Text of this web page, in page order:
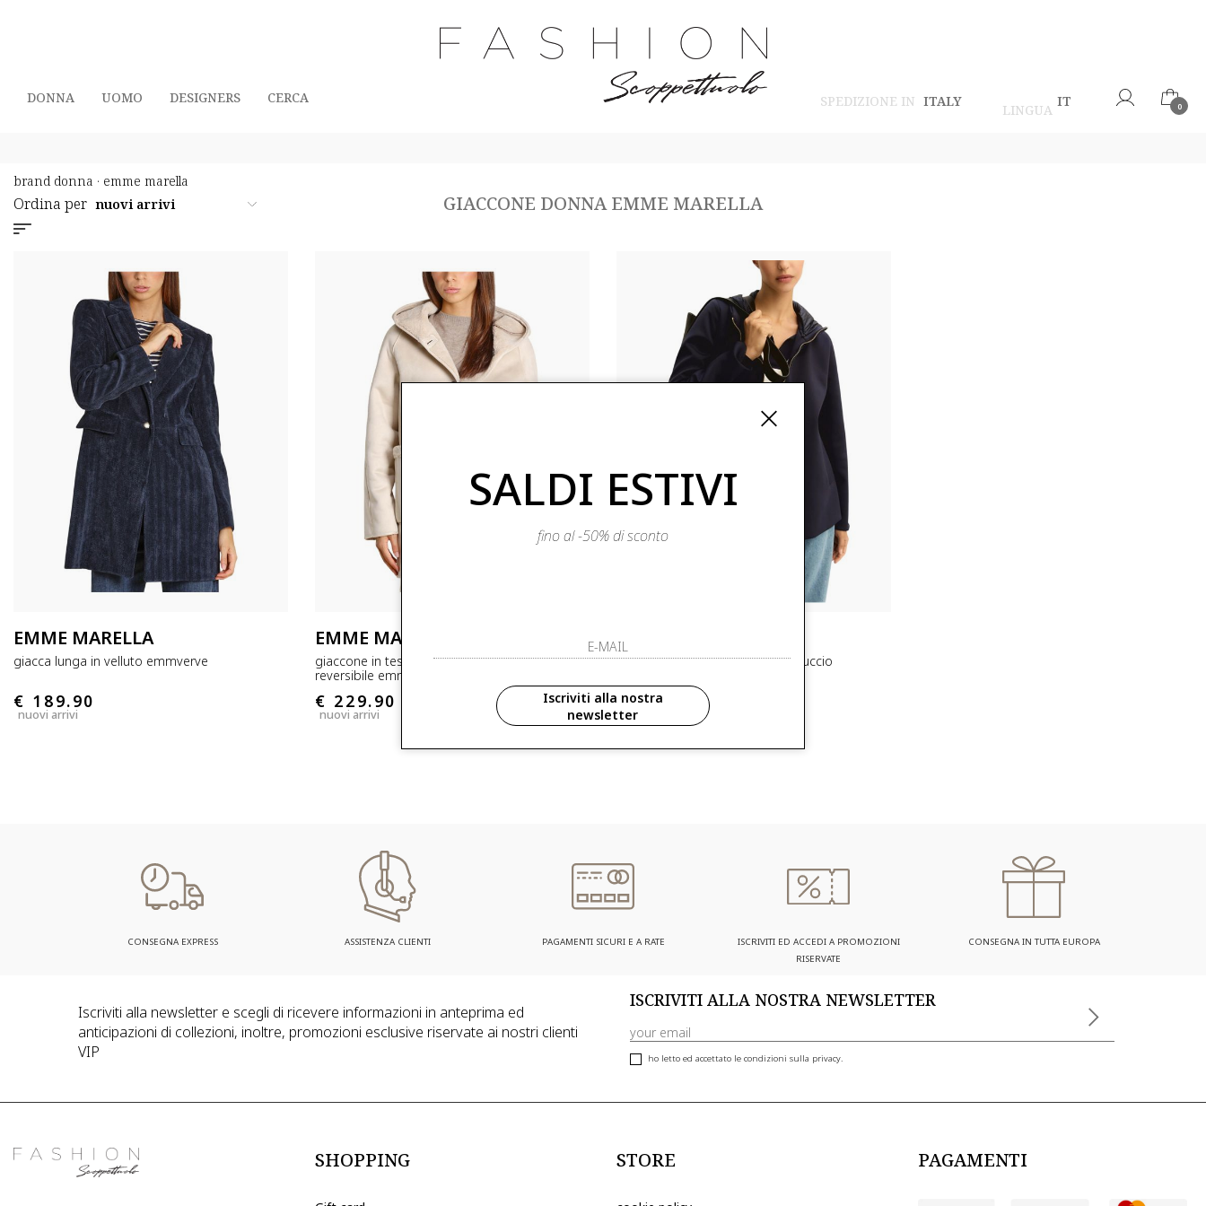
SPEDIZIONE IN ITALY
LINGUA
IT 0
DONNA UOMO DESIGNERS CERCA
brand donna · emme marella
Ordina per GIACCONE DONNA EMME MARELLA
EMME MARELLA
giacca lunga in velluto emmverve
€ 189.90
nuovi arrivi
EMME MARELLA
giaccone in tessuto effetto montone
reversibile emmottone
€ 229.90
nuovi arrivi
EMME MARELLA
giacca in jersey scuba con cappuccio
€ 189.90 -40%
saldi nuovi arrivi
CONSEGNA EXPRESS ASSISTENZA CLIENTI PAGAMENTI SICURI E A RATE
ISCRIVITI ED ACCEDI A PROMOZIONI
RISERVATE
CONSEGNA IN TUTTA EUROPA
Iscriviti alla newsletter e scegli di ricevere informazioni in anteprima ed
anticipazioni di collezioni, inoltre, promozioni esclusive riservate ai nostri clienti
VIP
ISCRIVITI ALLA NOSTRA NEWSLETTER
ho letto ed accettato le condizioni sulla privacy.
SHOPPING STORE PAGAMENTI
SALDI ESTIVI
fino al -50% di sconto
Iscriviti alla nostra
newsletter